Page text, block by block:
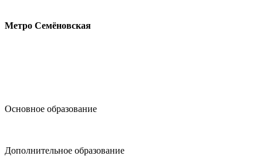
Метро Семёновская
Основное образование
Дополнительное образование